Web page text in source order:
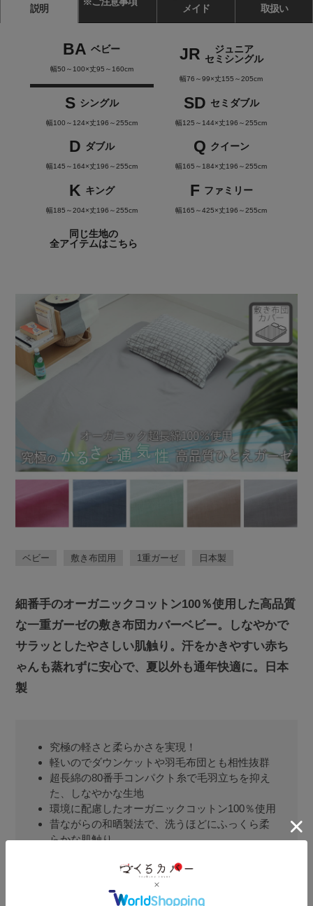
説明
メイド
取扱い
BA ベビー
幅50～100×丈95～160cm
JR
ジュニア
セミシングル
幅76～99×丈155～205cm
S シングル
幅100～124×丈196～255cm
SD セミダブル
幅125～144×丈196～255cm
D ダブル
幅145～164×丈196～255cm
Q クイーン
幅165～184×丈196～255cm
K キング
幅185～204×丈196～255cm
F ファミリー
幅165～425×丈196～255cm
同じ生地の
全アイテムはこちら
ベビー 敷き布団用 1重ガーゼ 日本製
細番手のオーガニックコットン100％使用した高品質
な一重ガーゼの敷き布団カバーベビー。しなやかで
サラッとしたやさしい肌触り。汗をかきやすい赤ち
ゃんも蒸れずに安心で、夏以外も通年快適に。日本
製
究極の軽さと柔らかさを実現！
軽いのでダウンケットや羽毛布団とも相性抜群
超長綿の80番手コンパクト糸で毛羽立ちを抑え
た、しなやかな生地
環境に配慮したオーガニックコットン100％使用
昔ながらの和晒製法で、洗うほどにふっくら柔
らかな肌触り